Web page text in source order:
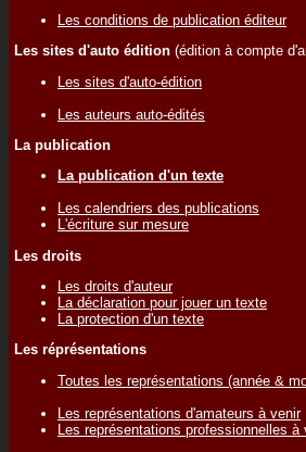
Les conditions de publication éditeur
Les sites d'auto édition (édition à compte
Les sites d'auto-édition
Les auteurs auto-édités
La publication
La publication d'un texte
Les calendriers des publications
L'écriture sur mesure
Les droits
Les droits d'auteur
La déclaration pour jouer un texte
La protection d'un texte
Les réprésentations
Toutes les représentations (année &
Les représentations d'amateurs à venir
Les représentations professionnelles à